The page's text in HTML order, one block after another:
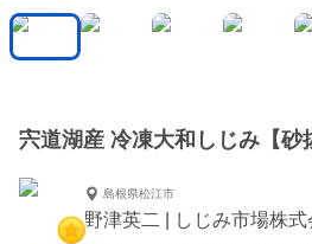
宍道湖産 冷凍大和しじみ【砂
島根県松江市
野津英二 | しじみ市場株式